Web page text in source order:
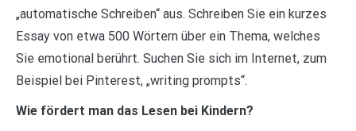
„automatische Schreiben“ aus. Schreiben Sie ein kurzes
Essay von etwa 500 Wörtern über ein Thema, welches
Sie emotional berührt. Suchen Sie sich im Internet, zum
Beispiel bei Pinterest, „writing prompts“.
Wie fördert man das Lesen bei Kindern?